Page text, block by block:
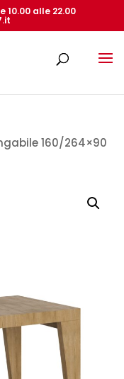
alle 22.00
160/264×90